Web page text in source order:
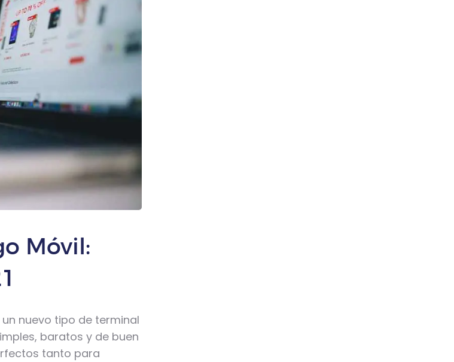
Móvil:
nuevo tipo de terminal
baratos y de buen
tanto para